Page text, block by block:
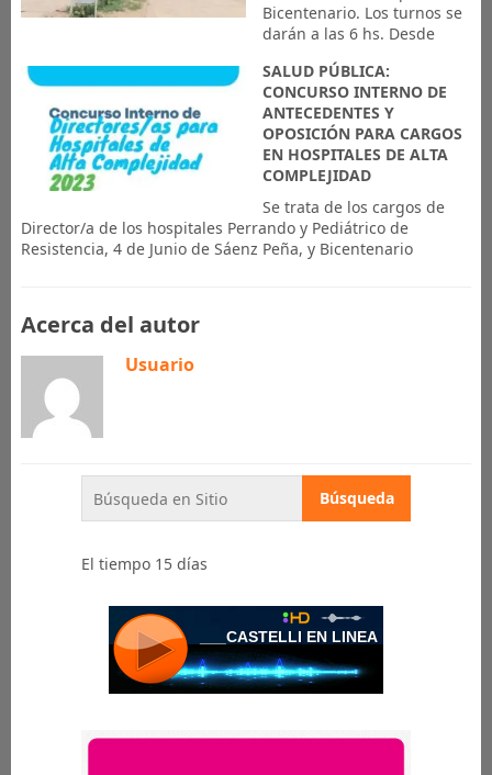
Bicentenario. Los turnos se
darán a las 6 hs. Desde
SALUD PÚBLICA:
CONCURSO INTERNO DE
ANTECEDENTES Y
OPOSICIÓN PARA CARGOS
EN HOSPITALES DE ALTA
COMPLEJIDAD
Se trata de los cargos de
Director/a de los hospitales Perrando y Pediátrico de
Resistencia, 4 de Junio de Sáenz Peña, y Bicentenario
Acerca del autor
Usuario
El tiempo 15 días